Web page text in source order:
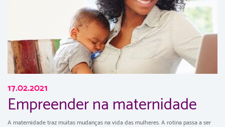
17.02.2021
Empreender na maternidade
A maternidade traz muitas mudanças na vida das mulheres. A rotina passa a ser